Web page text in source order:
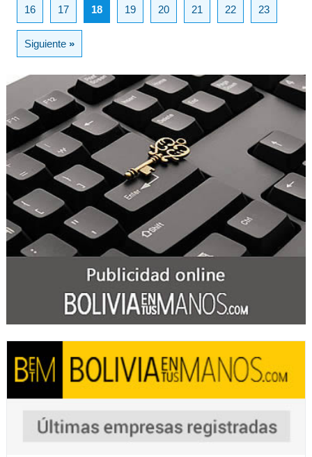
16 17 18 19 20 21 22 23
Siguiente»